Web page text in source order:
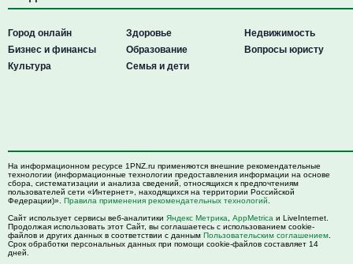
Город онлайн
Бизнес и финансы
Культура
Здоровье
Образование
Семья и дети
Недвижимость
Вопросы юристу
На информационном ресурсе 1PNZ.ru применяются внешние рекомендательные
технологии (информационные технологии предоставления информации на основе
сбора, систематизации и анализа сведений, относящихся к предпочтениям
пользователей сети «Интернет», находящихся на территории Российской
Федерации)». Правила применения рекомендательных технологий
Сайт использует сервисы веб-аналитики Яндекс Метрика AppMetrica и LiveInternet.
Продолжая использовать этот Сайт, вы соглашаетесь с использованием cookie-
файлов и других данных в соответствии с данным Пользовательским соглашением
Срок обработки персональных данных при помощи cookie-файлов составляет 14
дней.